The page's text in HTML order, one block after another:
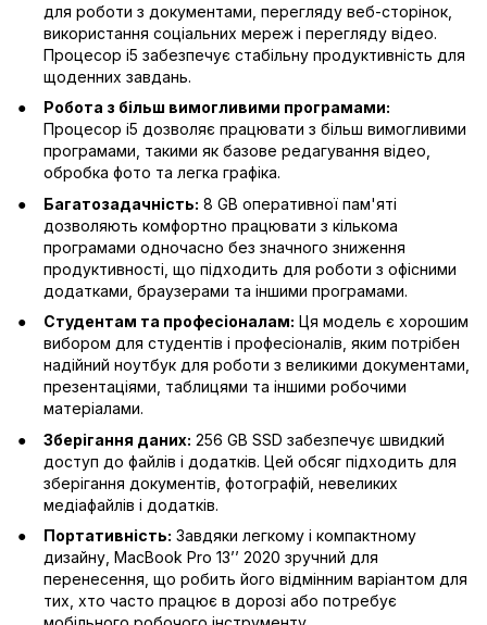
для роботи з документами, перегляду веб-сторінок,
використання соціальних мереж і перегляду відео.
Процесор i5 забезпечує стабільну продуктивність для
щоденних завдань.
Робота з більш вимогливими програмами:
Процесор i5 дозволяє працювати з більш вимогливими
програмами, такими як базове редагування відео,
обробка фото та легка графіка.
Багатозадачність: 8 GB оперативної пам'яті
дозволяють комфортно працювати з кількома
програмами одночасно без значного зниження
продуктивності, що підходить для роботи з офісними
додатками, браузерами та іншими програмами.
Студентам та професіоналам: Ця модель є хорошим
вибором для студентів і професіоналів, яким потрібен
надійний ноутбук для роботи з великими документами,
презентаціями, таблицями та іншими робочими
матеріалами.
Зберігання даних: 256 GB SSD забезпечує швидкий
доступ до файлів і додатків. Цей обсяг підходить для
зберігання документів, фотографій, невеликих
медіафайлів і додатків.
Портативність: Завдяки легкому і компактному
дизайну, MacBook Pro 13’’ 2020 зручний для
перенесення, що робить його відмінним варіантом для
тих, хто часто працює в дорозі або потребує